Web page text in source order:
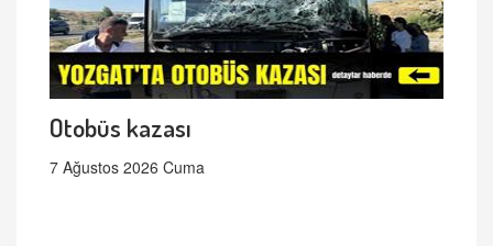
Otobüs kazası
7 Ağustos 2026 Cuma